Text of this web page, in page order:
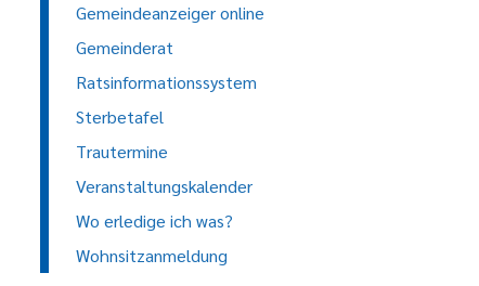
Gemeindeanzeiger online
Gemeinderat
Ratsinformationssystem
Sterbetafel
Trautermine
Veranstaltungskalender
Wo erledige ich was?
Wohnsitzanmeldung